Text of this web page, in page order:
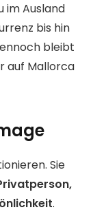
im Ausland
bis hin
bleibt
auf Mallorca
Sie
.